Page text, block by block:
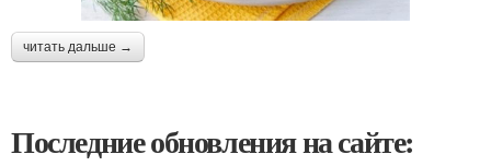
читать дальше →
Последние обновления на сайте: